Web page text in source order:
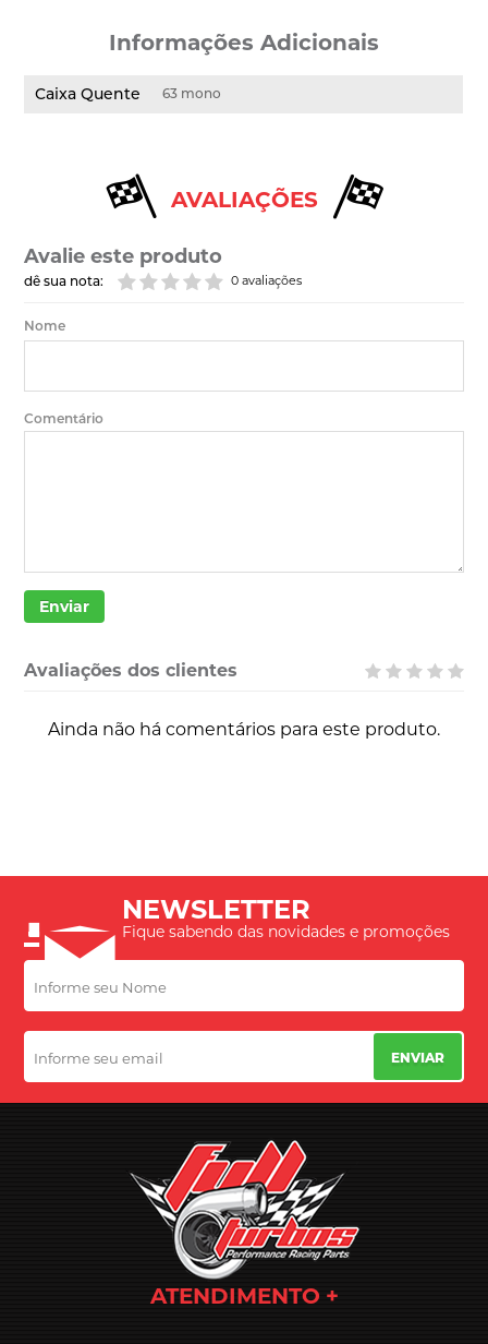
Informações Adicionais
Caixa Quente 63 mono
AVALIAÇÕES
Avalie este produto
0 avaliações
dê sua nota:
Nome
Comentário
Enviar
Avaliações dos clientes
Ainda não há comentários para este produto.
NEWSLETTER
Fique sabendo das novidades e promoções
ENVIAR
ATENDIMENTO